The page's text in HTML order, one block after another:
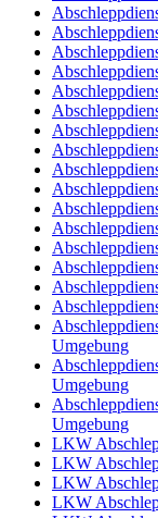
Umgebung
Umgebung
Umgebung
LKW
LKW
LKW
LKW